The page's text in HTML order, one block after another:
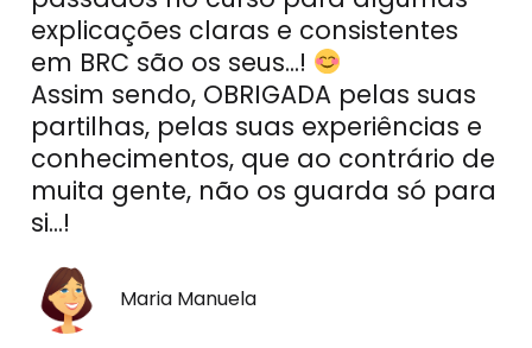
explicações claras e consistentes
em BRC são os seus...!
Assim sendo, OBRIGADA pelas suas
partilhas, pelas suas experiências e
conhecimentos, que ao contrário de
muita gente, não os guarda só para
si...!
Maria Manuela